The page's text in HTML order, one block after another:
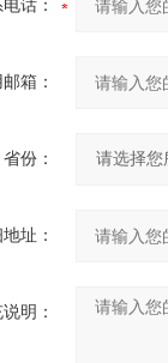
话：
箱：
省份：
址：
明：